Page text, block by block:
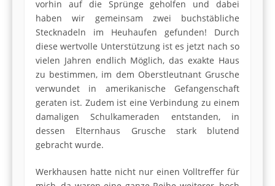
vorhin auf die Sprünge geholfen und dabei
haben wir gemeinsam zwei buchstäbliche
Stecknadeln im Heuhaufen gefunden! Durch
diese wertvolle Unterstützung ist es jetzt nach so
vielen Jahren endlich Möglich, das exakte Haus
zu bestimmen, im dem Oberstleutnant Grusche
verwundet in amerikanische Gefangenschaft
geraten ist. Zudem ist eine Verbindung zu einem
damaligen Schulkameraden entstanden, in
dessen Elternhaus Grusche stark blutend
gebracht wurde.
Werkhausen hatte nicht nur einen Volltreffer für